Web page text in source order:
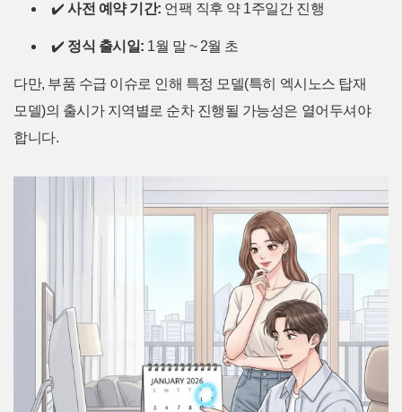
✔️사전 예약 기간: 언팩 직후 약 1주일간 진행
✔️ 정식 출시일: 1월 말 ~ 2월 초
다만, 부품 수급 이슈로 인해 특정 모델(특히 엑시노스 탑재
모델)의 출시가 지역별로 순차 진행될 가능성은 열어두셔야
합니다.